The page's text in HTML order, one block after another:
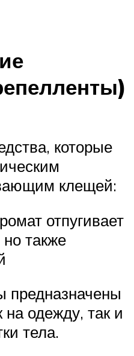
которые
клещей:
отпугивает
также
предназначены
одежду, так и
тела.